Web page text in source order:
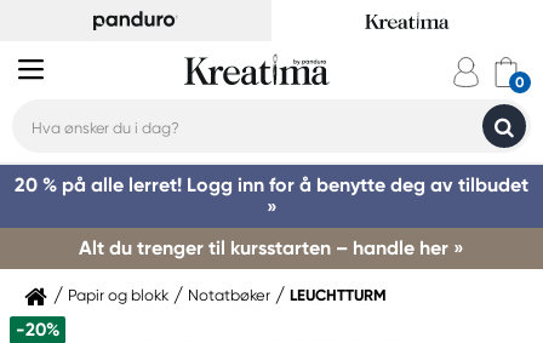
20 % på alle lerret! Logg inn for å benytte deg av tilbudet
»
Alt du trenger til kursstarten – handle her »
Papir og blokk Notatbøker LEUCHTTURM
-20%